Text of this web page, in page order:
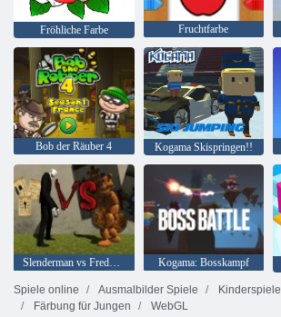
Fröhliche Farbe Fruchtfarbe
Bob der Räuber 4 Kogama Skispringen!!
Slenderman vs Freddy Der Fazbear Kogama: Bosskampf
Spiele online
Ausmalbilder Spiele Kinderspiele
Färbung für Jungen
WebGL